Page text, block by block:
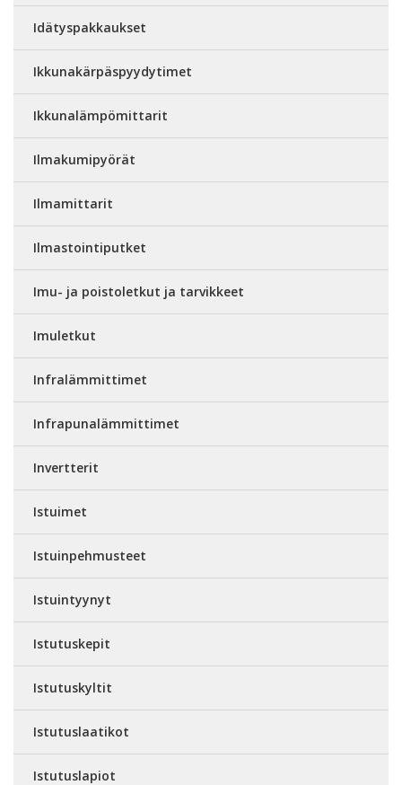
Idätyspakkaukset
Ikkunakärpäspyydytimet
Ikkunalämpömittarit
Ilmakumipyörät
Ilmamittarit
Ilmastointiputket
Imu- ja poistoletkut ja tarvikkeet
Imuletkut
Infralämmittimet
Infrapunalämmittimet
Invertterit
Istuimet
Istuinpehmusteet
Istuintyynyt
Istutuskepit
Istutuskyltit
Istutuslaatikot
Istutuslapiot